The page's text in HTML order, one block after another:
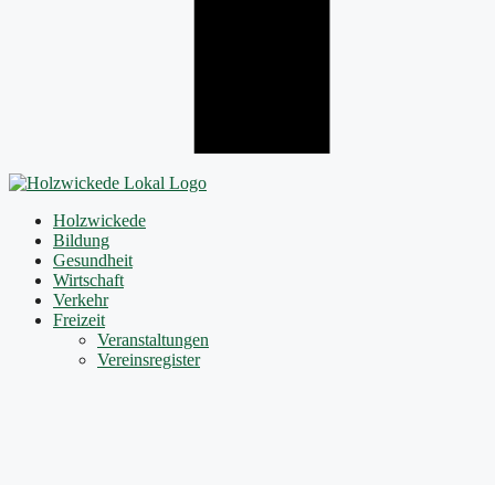
Holzwickede
Bildung
Gesundheit
Wirtschaft
Verkehr
Freizeit
Veranstaltungen
Vereinsregister